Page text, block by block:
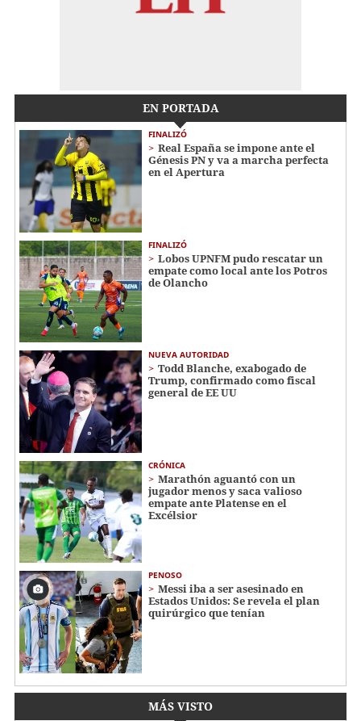
EN PORTADA
FINALIZÓ
Real España se impone ante el
Génesis PN y va a marcha perfecta
en el Apertura
FINALIZÓ
Lobos UPNFM pudo rescatar un
empate como local ante los Potros
de Olancho
NUEVA AUTORIDAD
Todd Blanche, exabogado de
Trump, confirmado como fiscal
general de EE UU
CRÓNICA
Marathón aguantó con un
jugador menos y saca valioso
empate ante Platense en el
Excélsior
PENOSO
Messi iba a ser asesinado en
Estados Unidos: Se revela el plan
quirúrgico que tenían
MÁS VISTO